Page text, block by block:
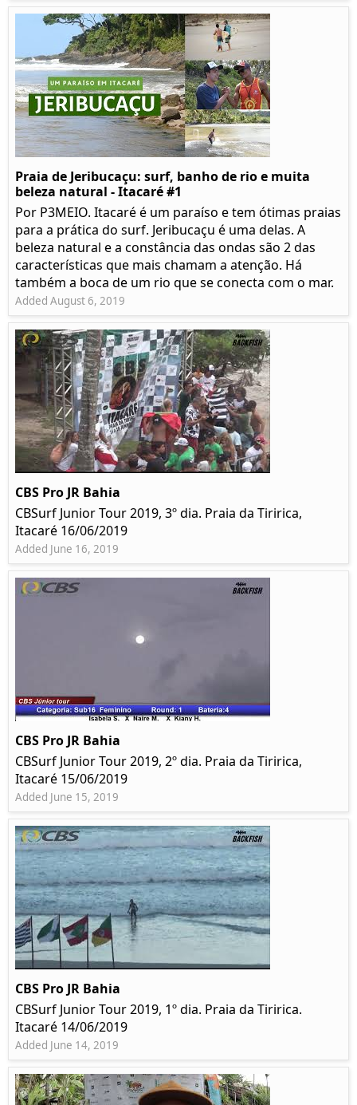
Praia de Jeribucaçu: surf, banho de rio e muita
beleza natural - Itacaré #1
Por P3MEIO. Itacaré é um paraíso e tem ótimas praias
para a prática do surf. Jeribucaçu é uma delas. A
beleza natural e a constância das ondas são 2 das
características que mais chamam a atenção. Há
também a boca de um rio que se conecta com o mar.
Added August 6, 2019
CBS Pro JR Bahia
CBSurf Junior Tour 2019, 3º dia. Praia da Tiririca,
Itacaré 16/06/2019
Added June 16, 2019
CBS Pro JR Bahia
CBSurf Junior Tour 2019, 2º dia. Praia da Tiririca,
Itacaré 15/06/2019
Added June 15, 2019
CBS Pro JR Bahia
CBSurf Junior Tour 2019, 1º dia. Praia da Tiririca.
Itacaré 14/06/2019
Added June 14, 2019